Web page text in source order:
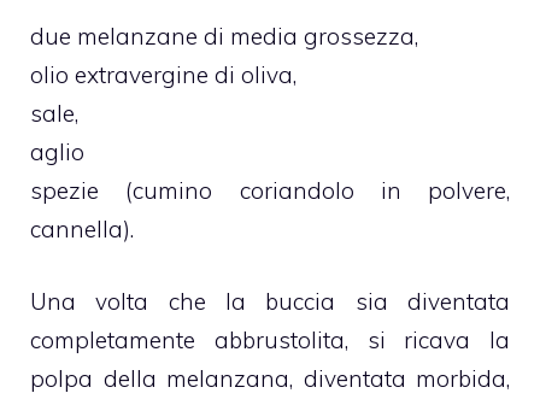
due melanzane di media grossezza,
olio extravergine di oliva,
sale,
aglio
spezie (cumino coriandolo in polvere,
cannella).
Una volta che la buccia sia diventata
completamente abbrustolita, si ricava la
polpa della melanzana, diventata morbida,